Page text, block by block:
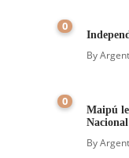
0
By
0
Maipú
Nacional
By